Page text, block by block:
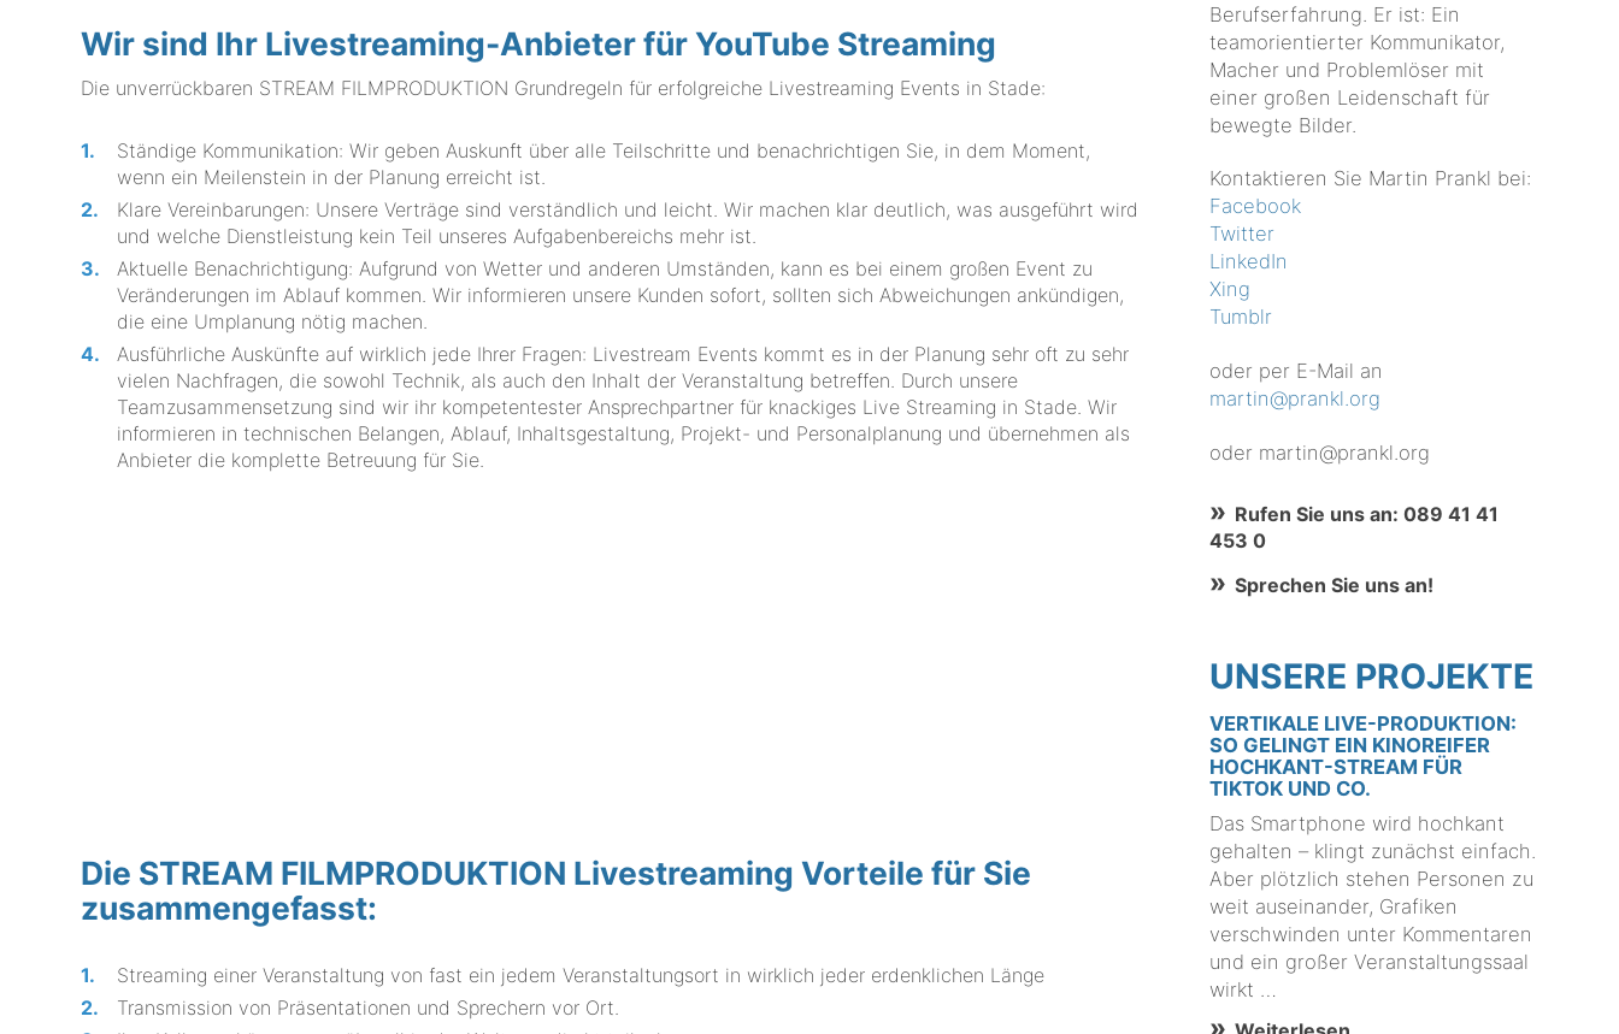
Wir sind Ihr Livestreaming-Anbieter für YouTube Streaming
Die unverrückbaren STREAM FILMPRODUKTION Grundregeln für erfolgreiche Livestreaming Events in Stade:
Ständige Kommunikation: Wir geben Auskunft über alle Teilschritte und benachrichtigen Sie, in dem Moment,
wenn ein Meilenstein in der Planung erreicht ist.
Klare Vereinbarungen: Unsere Verträge sind verständlich und leicht. Wir machen klar deutlich, was ausgeführt wird
und welche Dienstleistung kein Teil unseres Aufgabenbereichs mehr ist.
Aktuelle Benachrichtigung: Aufgrund von Wetter und anderen Umständen, kann es bei einem großen Event zu
Veränderungen im Ablauf kommen. Wir informieren unsere Kunden sofort, sollten sich Abweichungen ankündigen,
die eine Umplanung nötig machen.
Ausführliche Auskünfte auf wirklich jede Ihrer Fragen: Livestream Events kommt es in der Planung sehr oft zu sehr
vielen Nachfragen, die sowohl Technik, als auch den Inhalt der Veranstaltung betreffen. Durch unsere
Teamzusammensetzung sind wir ihr kompetentester Ansprechpartner für knackiges Live Streaming in Stade. Wir
informieren in technischen Belangen, Ablauf, Inhaltsgestaltung, Projekt- und Personalplanung und übernehmen als
Anbieter die komplette Betreuung für Sie.
Die STREAM FILMPRODUKTION Livestreaming Vorteile für Sie
zusammengefasst:
Streaming einer Veranstaltung von fast ein jedem Veranstaltungsort in wirklich jeder erdenklichen Länge
Transmission von Präsentationen und Sprechern vor Ort.
Berufserfahrung. Er ist: Ein
teamorientierter Kommunikator,
Macher und Problemlöser mit
einer großen Leidenschaft für
bewegte Bilder.
Kontaktieren Sie Martin Prankl bei:
Facebook
Twitter
LinkedIn
Xing
Tumblr
oder per E-Mail an
martin@prankl.org
oder martin@prankl.org
Rufen Sie uns an: 089 41 41
453 0
Sprechen Sie uns an!
UNSERE PROJEKTE
VERTIKALE LIVE-PRODUKTION:
SO GELINGT EIN KINOREIFER
HOCHKANT-STREAM FÜR
TIKTOK UND CO.
Das Smartphone wird hochkant
gehalten – klingt zunächst einfach.
Aber plötzlich stehen Personen zu
weit auseinander, Grafiken
verschwinden unter Kommentaren
und ein großer Veranstaltungssaal
wirkt …